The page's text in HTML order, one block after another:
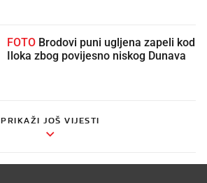
FOTO
Iloka zbog povijesno niskog Dunava
PRIKAŽI JOŠ VIJESTI